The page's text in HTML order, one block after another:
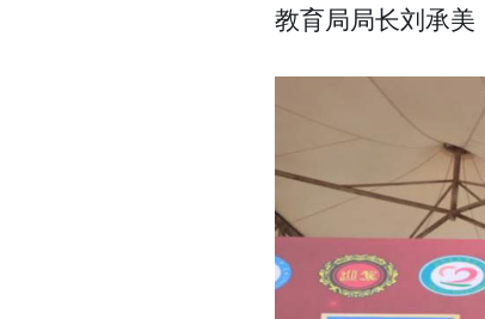
教育局局长刘承美